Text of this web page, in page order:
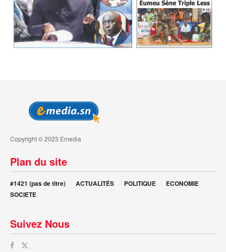
Copyright © 2023 Emedia
Plan du site
#1421 (pas de titre) ACTUALITÉS POLITIQUE
ECONOMIE
SOCIETE
Suivez Nous